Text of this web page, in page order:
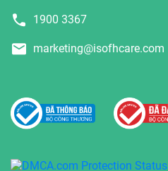
1900 3367
marketing@isofhcare.com